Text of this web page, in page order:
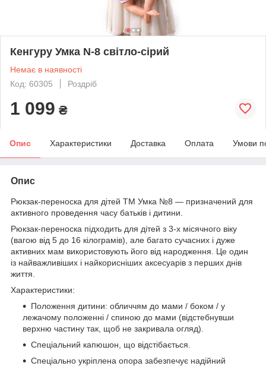
Кенгуру Умка N-8 світло-сірий
Немає в наявності
Код: 60305
Роздріб
1 099 ₴
Опис Характеристики Доставка Оплата Умови
Опис
Рюкзак-переноска для дітей ТМ Умка №8 — призначений для
активного проведення часу батьків і дитини.
Рюкзак-переноска підходить для дітей з 3-х місячного віку
(вагою від 5 до 16 кілограмів), але багато сучасних і дуже
активних мам використовують його від народження. Це один
із найважливіших і найкорисніших аксесуарів з перших днів
життя.
Характеристики:
Положення дитини: обличчям до мами / боком / у
лежачому положенні / спиною до мами (відстебнувши
верхню частину так, щоб не закривала огляд).
Спеціальний капюшон, що відстібається.
Спеціально укріплена опора забезпечує надійний